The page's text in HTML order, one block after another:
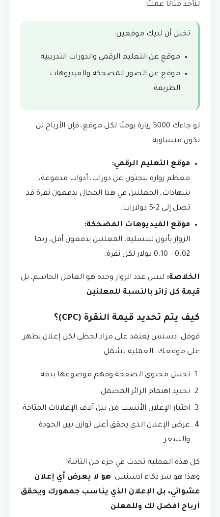
:لنأخذ مثالًا عمليًا
تخيل أن لديك موقعين:
موقع عن التعليم الرقمي والدورات التدريبية
موقع عن الصور المضحكة والفيديوهات
الطريفة
لو جاءك 5000 زيارة يوميًا لكل موقع، فإن الأرباح لن
تكون متساوية.
موقع التعليم الرقمي:
معظم زواره يبحثون عن دورات، أدوات مدفوعة،
شهادات، المعلنين في هذا المجال يدفعون نقرة قد
تصل إلى 2-5 دولارات.
موقع الفيديوهات المضحكة:
الزوار يأتون للتسلية، المعلنين يدفعون أقل، ربما
0.02 – 0.10 دولار لكل نقرة.
الخلاصة: ليس عدد الزوار وحده هو العامل الحاسم، بل
قيمة كل زائر بالنسبة للمعلنين
كيف يتم تحديد قيمة النقرة (CPC)؟
قوقل ادسنس يعتمد على مزاد لحظي لكل إعلان يظهر
على موقعك. العملية تشمل:
تحليل محتوى الصفحة وفهم موضوعها بدقة
تحديد اهتمام الزائر المحتمل
اختيار الإعلان الأنسب من بين آلاف الإعلانات المتاحة
عرض الإعلان الذي يحقق أعلى توازن بين الجودة
والسعر
كل هذه العملية تحدث في جزء من الثانية!
وهذا هو سر ذكاء ادسنس: هو لا يعرض أي إعلان
عشوائي، بل الإعلان الذي يناسب جمهورك ويحقق
أرباح أفضل لك وللمعلن.